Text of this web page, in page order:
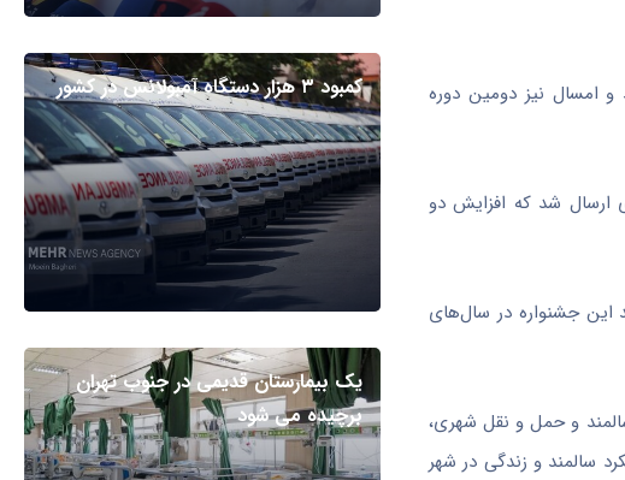
عکس برگزار شد و امسال نیز دومین دوره
حرفه‌ای ارسال شد که افزایش دو
جشنواره در سال‌های
و حمل و نقل شهری،
سالمند و زندگی در شهر
کمبود ۳ هزار دستگاه آمبولانس در کشور
یک بیمارستان قدیمی در جنوب تهران
برچیده می شود